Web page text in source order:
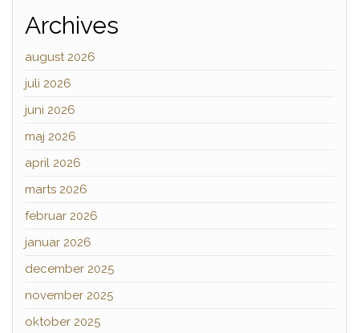
Archives
august 2026
juli 2026
juni 2026
maj 2026
april 2026
marts 2026
februar 2026
januar 2026
december 2025
november 2025
oktober 2025